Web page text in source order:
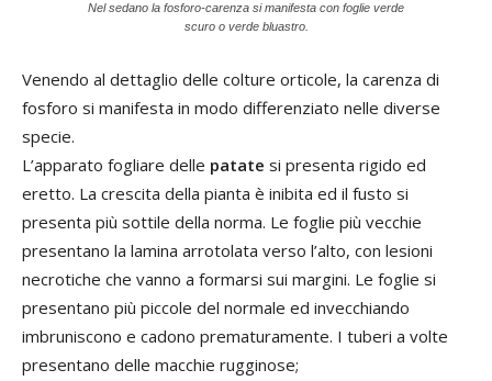
Nel sedano la fosforo-carenza si manifesta con foglie verde
scuro o verde bluastro.
Venendo al dettaglio delle colture orticole, la carenza di
fosforo si manifesta in modo differenziato nelle diverse
specie.
L’apparato fogliare delle patate si presenta rigido ed
eretto. La crescita della pianta è inibita ed il fusto si
presenta più sottile della norma. Le foglie più vecchie
presentano la lamina arrotolata verso l’alto, con lesioni
necrotiche che vanno a formarsi sui margini. Le foglie si
presentano più piccole del normale ed invecchiando
imbruniscono e cadono prematuramente. I tuberi a volte
presentano delle macchie rugginose;